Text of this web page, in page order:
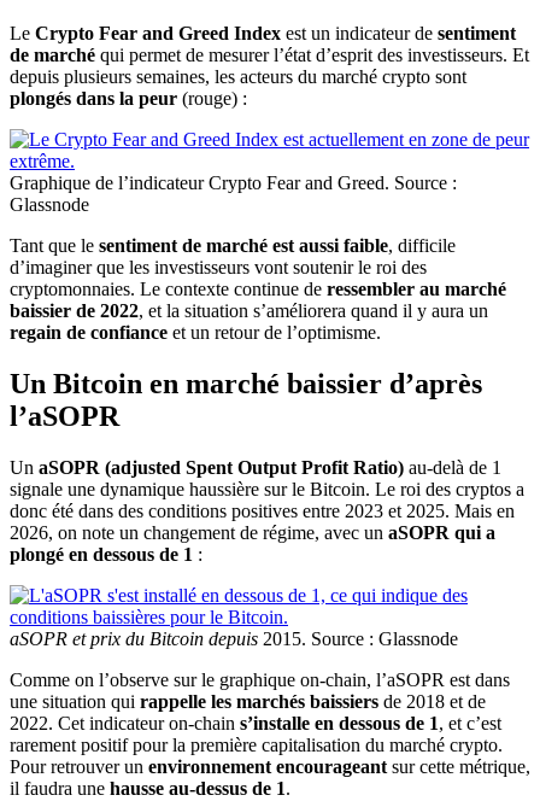
Le Crypto Fear and Greed Index est un indicateur de sentiment
de marché qui permet de mesurer l’état d’esprit des investisseurs. Et
depuis plusieurs semaines, les acteurs du marché crypto sont
plongés dans la peur (rouge) :
Graphique de l’indicateur Crypto Fear and Greed. Source :
Glassnode
Tant que le sentiment de marché est aussi faible, difficile
d’imaginer que les investisseurs vont soutenir le roi des
cryptomonnaies. Le contexte continue de ressembler au marché
baissier de 2022, et la situation s’améliorera quand il y aura un
regain de confiance et un retour de l’optimisme.
Un Bitcoin en marché baissier d’après
l’aSOPR
Un aSOPR (adjusted Spent Output Profit Ratio) au-delà de 1
signale une dynamique haussière sur le Bitcoin. Le roi des cryptos a
donc été dans des conditions positives entre 2023 et 2025. Mais en
2026, on note un changement de régime, avec un aSOPR qui a
plongé en dessous de 1 :
aSOPR et prix du Bitcoin depuis 2015. Source : Glassnode
Comme on l’observe sur le graphique on-chain, l’aSOPR est dans
une situation qui rappelle les marchés baissiers de 2018 et de
2022. Cet indicateur on-chain s’installe en dessous de 1, et c’est
rarement positif pour la première capitalisation du marché crypto.
Pour retrouver un environnement encourageant sur cette métrique,
il faudra une hausse au-dessus de 1.